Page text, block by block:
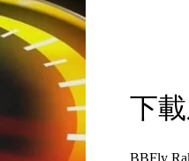
下
BBFly